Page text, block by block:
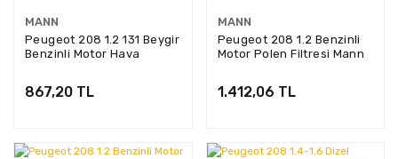
MANN
Peugeot 208 1.2 131 Beygir
Benzinli Motor Hava
867,20 TL
MANN
Peugeot 208 1.2 Benzinli
Motor Polen Filtresi Mann
1.412,06 TL